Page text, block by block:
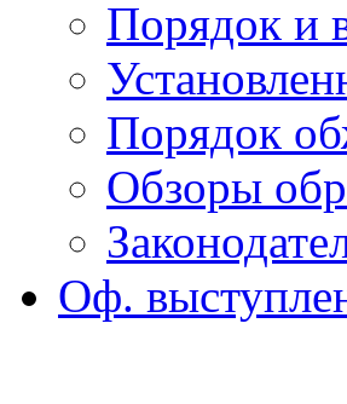
Порядок и
Порядок
Обзоры
Оф.